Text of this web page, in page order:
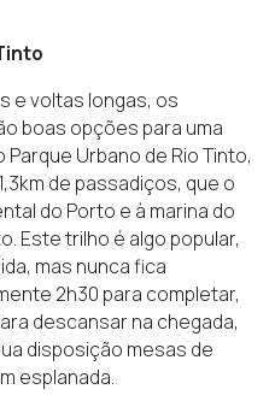
e voltas longas, os
boas opções para uma
Urbano de Rio Tinto,
de passadiços, que o
do Porto e à marina do
Este trilho é algo popular,
mas nunca fica
2h30 para completar,
descansar na chegada,
disposição mesas de
esplanada.